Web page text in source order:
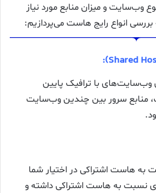
وب‌سایت و میزان منابع مورد نیاز
انواع رایج هاست می‌پردازیم:
وب‌سایت‌های با ترافیک پایین
منابع سرور بین چندین وب‌سایت
به هاست اشتراکی در اختیار شما
نسبت به هاست اشتراکی داشته و